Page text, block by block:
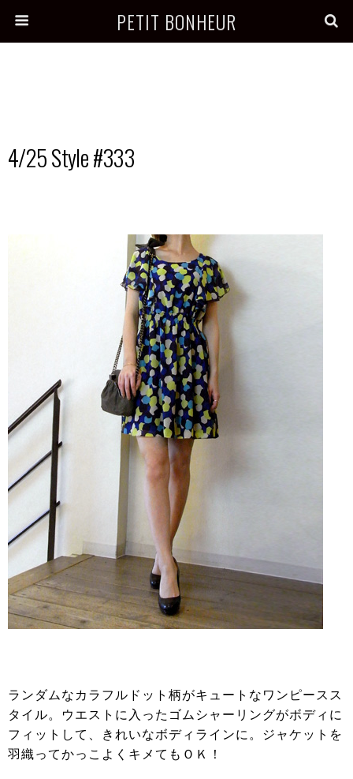
PETIT BONHEUR
4/25 Style #333
ランダムなカラフルドット柄がキュートなワンピースス
タイル。ウエストに入ったゴムシャーリングがボディに
フィットして、きれいなボディラインに。ジャケットを
羽織ってかっこよくキメてもＯＫ！